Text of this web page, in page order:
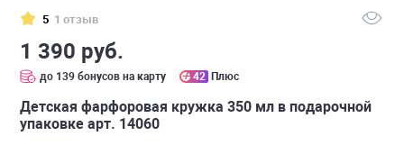
5 1 отзыв
1 390 руб.
до 139 бонусов на карту 42 Плюс
Детская фарфоровая кружка 350 мл в подарочной
упаковке арт. 14060